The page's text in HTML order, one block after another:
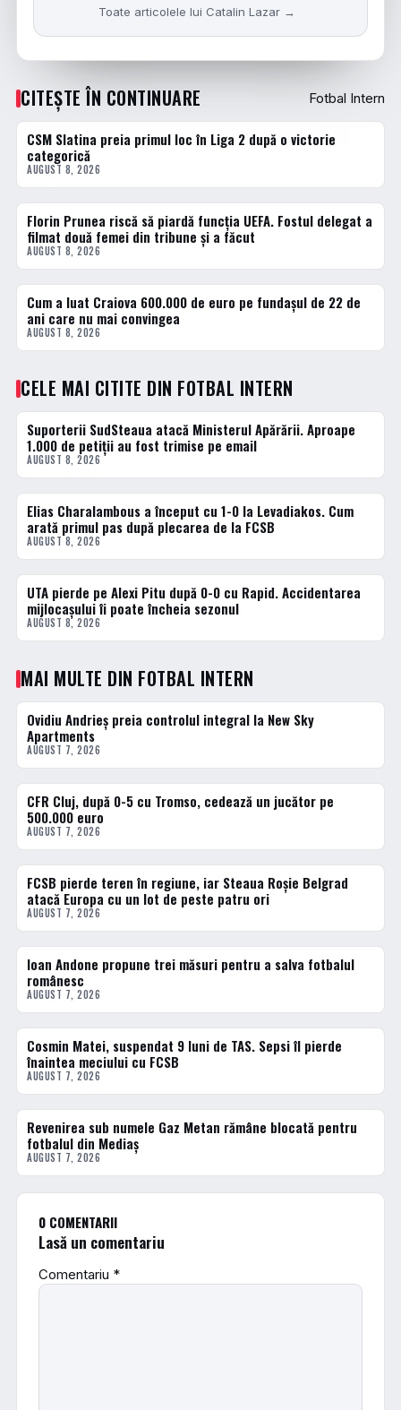
Toate articolele lui Catalin Lazar →
CITEȘTE ÎN CONTINUARE Fotbal Intern
FOTBAL INTERN
CSM Slatina preia primul loc în Liga 2 după o victorie
categorică
AUGUST 8, 2026
FOTBAL INTERN
Florin Prunea riscă să piardă funcția UEFA. Fostul delegat a
filmat două femei din tribune și a făcut
AUGUST 8, 2026
FOTBAL INTERN
Cum a luat Craiova 600.000 de euro pe fundașul de 22 de
ani care nu mai convingea
AUGUST 8, 2026
CELE MAI CITITE DIN FOTBAL INTERN
1 · TOP
Suporterii SudSteaua atacă Ministerul Apărării. Aproape
1.000 de petiții au fost trimise pe email
AUGUST 8, 2026
2 · TOP
Elias Charalambous a început cu 1-0 la Levadiakos. Cum
arată primul pas după plecarea de la FCSB
AUGUST 8, 2026
3 · TOP
UTA pierde pe Alexi Pitu după 0-0 cu Rapid. Accidentarea
mijlocașului îi poate încheia sezonul
AUGUST 8, 2026
MAI MULTE DIN FOTBAL INTERN
FOTBAL INTERN
Ovidiu Andrieș preia controlul integral la New Sky
Apartments
AUGUST 7, 2026
FOTBAL INTERN
CFR Cluj, după 0-5 cu Tromso, cedează un jucător pe
500.000 euro
AUGUST 7, 2026
FOTBAL EXTERN
FCSB pierde teren în regiune, iar Steaua Roșie Belgrad
atacă Europa cu un lot de peste patru ori
AUGUST 7, 2026
FOTBAL INTERN
Ioan Andone propune trei măsuri pentru a salva fotbalul
românesc
AUGUST 7, 2026
FOTBAL INTERN
Cosmin Matei, suspendat 9 luni de TAS. Sepsi îl pierde
înaintea meciului cu FCSB
AUGUST 7, 2026
FOTBAL INTERN
Revenirea sub numele Gaz Metan rămâne blocată pentru
fotbalul din Mediaș
AUGUST 7, 2026
0 COMENTARII
Lasă un comentariu
Comentariu *